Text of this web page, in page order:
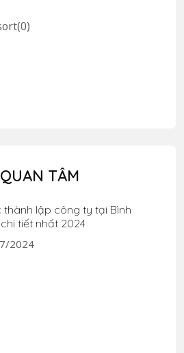
(0)
TÂM
thành lập công ty tại Bình
tiết nhất 2024
2024